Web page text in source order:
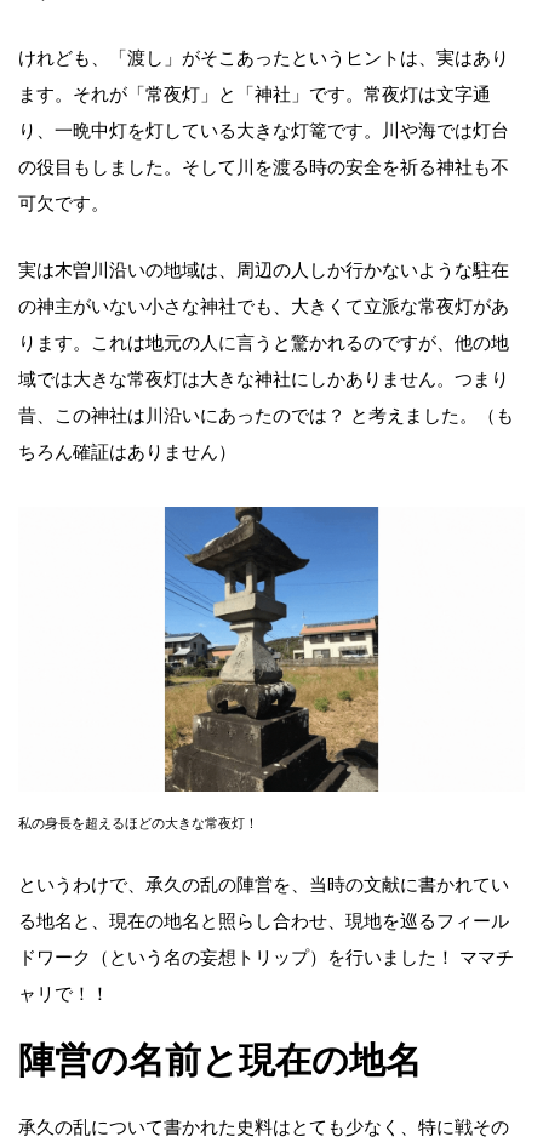
けれども、「渡し」がそこあったというヒントは、実はあり
ます。それが「常夜灯」と「神社」です。常夜灯は文字通
り、一晩中灯を灯している大きな灯篭です。川や海では灯台
の役目もしました。そして川を渡る時の安全を祈る神社も不
可欠です。
実は木曽川沿いの地域は、周辺の人しか行かないような駐在
の神主がいない小さな神社でも、大きくて立派な常夜灯があ
ります。これは地元の人に言うと驚かれるのですが、他の地
域では大きな常夜灯は大きな神社にしかありません。つまり
昔、この神社は川沿いにあったのでは？ と考えました。（も
ちろん確証はありません）
私の身長を超えるほどの大きな常夜灯！
というわけで、承久の乱の陣営を、当時の文献に書かれてい
る地名と、現在の地名と照らし合わせ、現地を巡るフィール
ドワーク（という名の妄想トリップ）を行いました！ ママチ
ャリで！！
陣営の名前と現在の地名
承久の乱について書かれた史料はとても少なく、特に戦その